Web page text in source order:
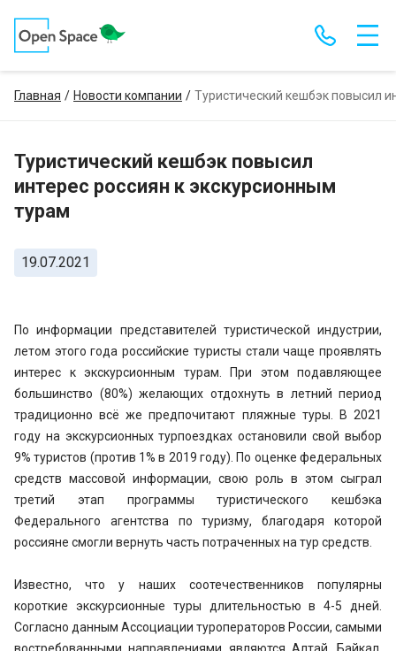
Главная Новости компании Туристический кешбэк повысил
Туристический кешбэк повысил
интерес россиян к экскурсионным
турам
19.07.2021
По информации представителей туристической индустрии,
летом этого года российские туристы стали чаще проявлять
интерес к экскурсионным турам. При этом подавляющее
большинство (80%) желающих отдохнуть в летний период
традиционно всё же предпочитают пляжные туры. В 2021
году на экскурсионных турпоездках остановили свой выбор
9% туристов (против 1% в 2019 году). По оценке федеральных
средств массовой информации, свою роль в этом сыграл
третий этап программы туристического кешбэка
Федерального агентства по туризму, благодаря которой
россияне смогли вернуть часть потраченных на тур средств.
Известно, что у наших соотечественников популярны
короткие экскурсионные туры длительностью в 4-5 дней.
Согласно данным Ассоциации туроператоров России, самыми